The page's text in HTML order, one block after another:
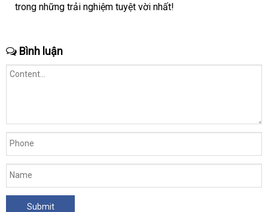
sánh
trong ăn
những trải nghiệm tuyệt vời nhất!
Bình luận